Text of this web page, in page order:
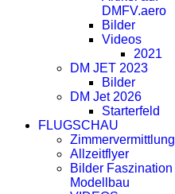
DMFV.aero
Bilder
Videos
2021
DM JET 2023
Bilder
DM Jet 2026
Starterfeld
FLUGSCHAU
Zimmervermittlung
Allzeitflyer
Bilder Faszination
Modellbau